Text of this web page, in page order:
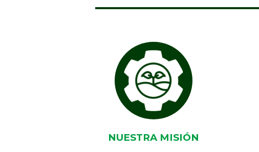
NUESTRA MISIÓN